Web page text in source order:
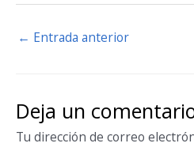
← Entrada anterior
Deja un
Tu dirección de correo